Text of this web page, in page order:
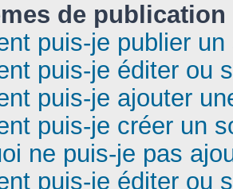
de publication
puis-je publier
puis-je éditer ou
puis-je ajouter
puis-je créer un
ne puis-je pas
puis-je éditer ou